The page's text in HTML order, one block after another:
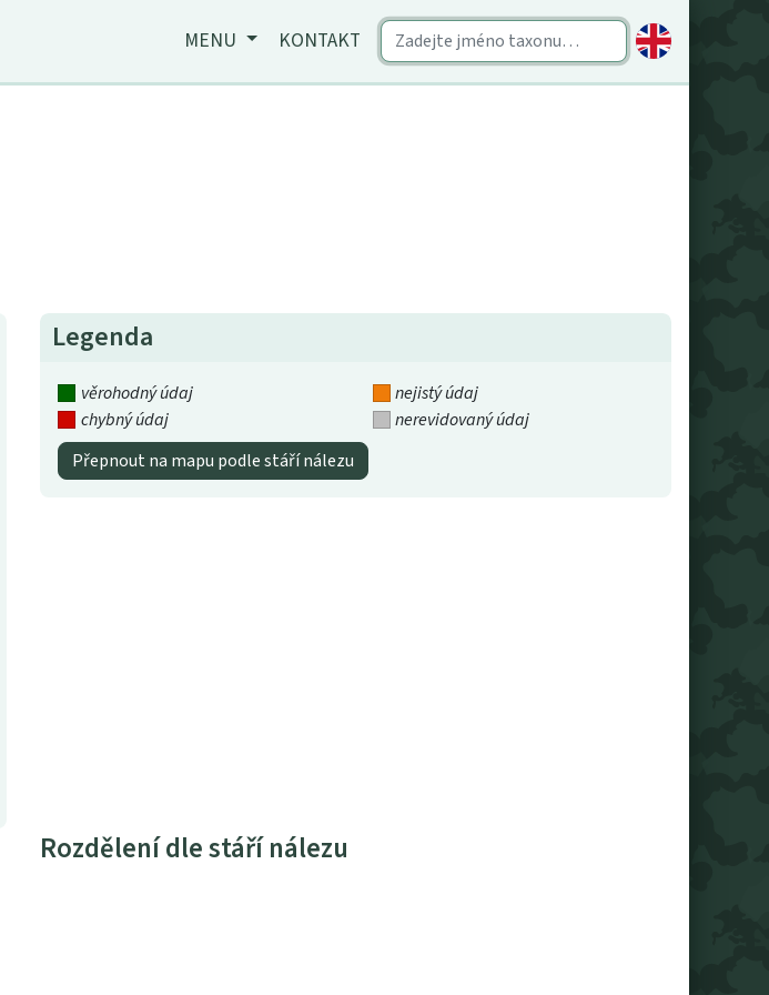
MENU KONTAKT
Legenda
věrohodný údaj
nejistý údaj
chybný údaj
nerevidovaný údaj
Přepnout na mapu podle stáří nálezu
Rozdělení dle stáří nálezu